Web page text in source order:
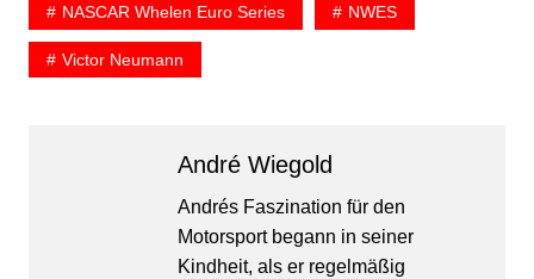
NASCAR Whelen Euro Series NWES
Victor Neumann
André Wiegold
Andrés Faszination für den
Motorsport begann in seiner
Kindheit, als er regelmäßig